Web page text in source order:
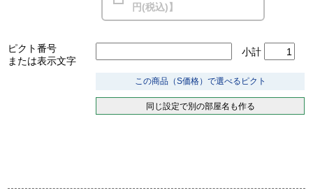
円(税込)】
ピクト番号
または表示文字
小計
この商品（S価格）で選べるピクト
同じ設定で別の部屋名も作る